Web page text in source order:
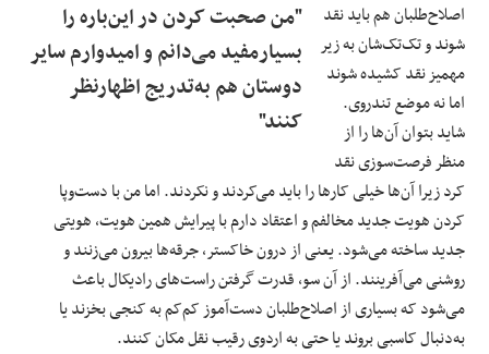
"من صحبت کردن در این‌باره را
بسیارمفید می‌دانم و امیدوارم سایر
دوستان هم به‌تدریج اظهارنظر
کنند"
اصلاح‌طلبان هم باید نقد
شوند و تک‌تک‌شان به زیر
مهمیز نقد کشیده شوند
اما نه موضع‌ تندروی.
شاید بتوان آن‌ها را از
منظر فرصت‌سوزی نقد
کرد زیرا آن‌ها خیلی کارها را باید می‌کردند و نکردند. اما من با دست‌و‌پا
کردن هویت‌ جدید مخالفم و اعتقاد دارم با پیرایش همین هویت، هویتی
جدید ساخته می‌شود. یعنی از درون خاکستر، جرقه‌ها بیرون می‌زنند و
روشنی می‌آفرینند. از آن سو، قدرت گرفتن راست‌های رادیکال باعث
می‌شود که بسیاری از اصلاح‌طلبان دست‌آموز کم‌کم‌ به کنجی بخزند یا
به‌دنبال کاسبی بروند یا حتی به اردوی رقیب نقل مکان کنند.